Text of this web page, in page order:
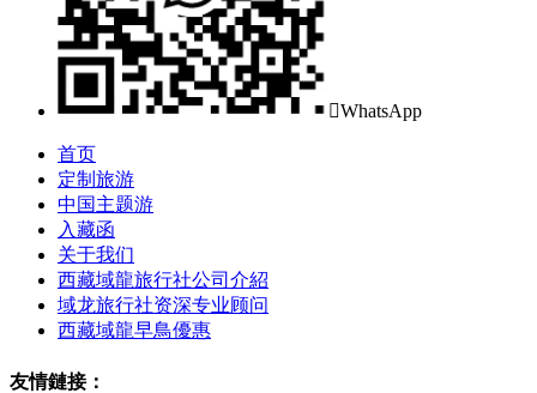
WhatsApp
首页
定制旅游
中国主题游
入藏函
关于我们
西藏域龍旅行社公司介紹
域龙旅行社资深专业顾问
西藏域龍早鳥優惠
友情鏈接：